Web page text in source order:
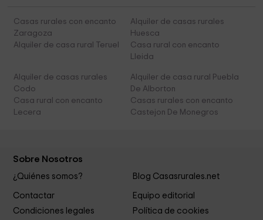
Casas rurales con encanto
Zaragoza
Alquiler de casas rurales
Huesca
Alquiler de casa rural Teruel
Casa rural con encanto
Lleida
Alquiler de casas rurales
Codo
Alquiler de casa rural Puebla
De Alborton
Casa rural con encanto
Lecera
Casas rurales con encanto
Castejon De Monegros
Sobre Nosotros
¿Quiénes somos? Blog Casasrurales.net
Contactar
Equipo editorial
Condiciones legales
Política de cookies